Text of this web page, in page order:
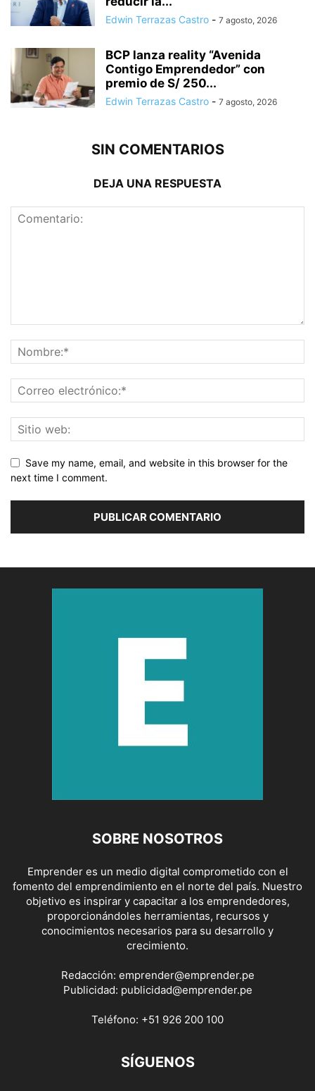
Edwin Terrazas Castro - 7 agosto, 2026
BCP lanza reality “Avenida
Contigo Emprendedor” con
premio de S/ 250...
Edwin Terrazas Castro - 7 agosto, 2026
SIN COMENTARIOS
DEJA UNA RESPUESTA
Save my name, email, and website in this browser for the
next time I comment.
SOBRE NOSOTROS
Emprender es un medio digital comprometido con el
fomento del emprendimiento en el norte del país. Nuestro
objetivo es inspirar y capacitar a los emprendedores,
proporcionándoles herramientas, recursos y
conocimientos necesarios para su desarrollo y
crecimiento.
Redacción: emprender@emprender.pe
Publicidad: publicidad@emprender.pe
Teléfono: +51 926 200 100
SÍGUENOS